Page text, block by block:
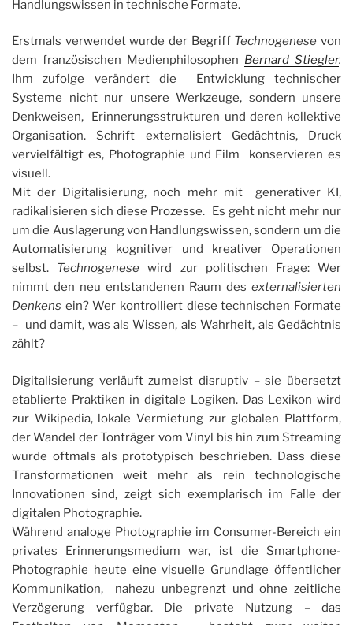
Handlungswissen in technische Formate.
Erstmals verwendet wurde der Begriff Technogenese von
dem französischen Medienphilosophen Bernard Stiegler.
Ihm zufolge verändert die Entwicklung technischer
Systeme nicht nur unsere Werkzeuge, sondern unsere
Denkweisen, Erinnerungsstrukturen und deren kollektive
Organisation. Schrift externalisiert Gedächtnis, Druck
vervielfältigt es, Photographie und Film konservieren es
visuell.
Mit der Digitalisierung, noch mehr mit generativer KI,
radikalisieren sich diese Prozesse. Es geht nicht mehr nur
um die Auslagerung von Handlungswissen, sondern um die
Automatisierung kognitiver und kreativer Operationen
selbst. Technogenese wird zur politischen Frage: Wer
nimmt den neu entstandenen Raum des externalisierten
Denkens ein? Wer kontrolliert diese technischen Formate
– und damit, was als Wissen, als Wahrheit, als Gedächtnis
zählt?
Digitalisierung verläuft zumeist disruptiv – sie übersetzt
etablierte Praktiken in digitale Logiken. Das Lexikon wird
zur Wikipedia, lokale Vermietung zur globalen Plattform,
der Wandel der Tonträger vom Vinyl bis hin zum Streaming
wurde oftmals als prototypisch beschrieben. Dass diese
Transformationen weit mehr als rein technologische
Innovationen sind, zeigt sich exemplarisch im Falle der
digitalen Photographie.
Während analoge Photographie im Consumer-Bereich ein
privates Erinnerungsmedium war, ist die Smartphone-
Photographie heute eine visuelle Grundlage öffentlicher
Kommunikation, nahezu unbegrenzt und ohne zeitliche
Verzögerung verfügbar. Die private Nutzung – das